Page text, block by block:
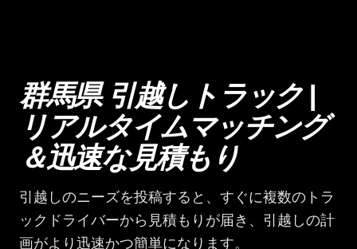
群馬県 引越しトラック |
リアルタイムマッチング
＆迅速な見積もり
引越しのニーズを投稿すると、すぐに複数のトラ
ックドライバーから見積もりが届き、引越しの計
画がより迅速かつ簡単になります。